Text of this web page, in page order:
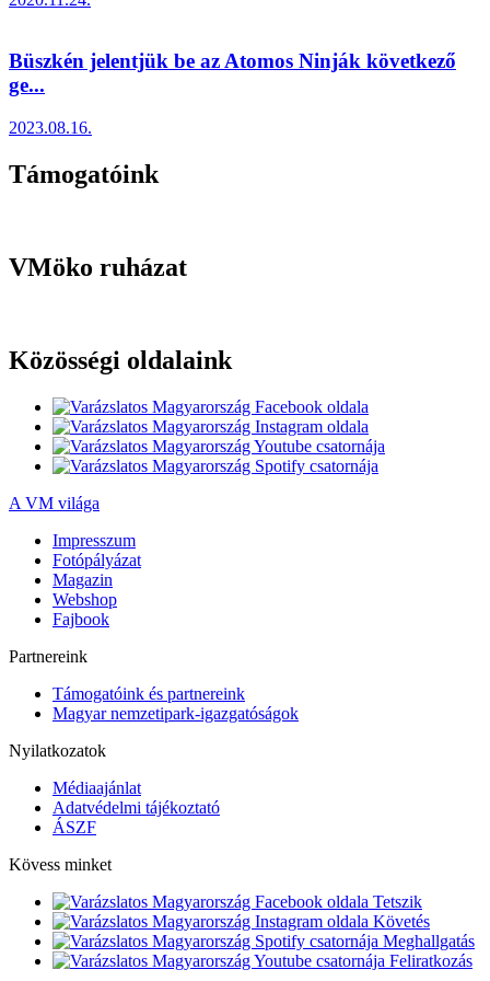
Büszkén jelentjük be az Atomos Ninják következő
ge...
2023.08.16.
Támogatóink
VMöko ruházat
Közösségi oldalaink
A VM világa
Impresszum
Fotópályázat
Magazin
Webshop
Fajbook
Partnereink
Támogatóink és partnereink
Magyar nemzetipark-igazgatóságok
Nyilatkozatok
Médiaajánlat
Adatvédelmi tájékoztató
ÁSZF
Kövess minket
Tetszik
Követés
Meghallgatás
Feliratkozás